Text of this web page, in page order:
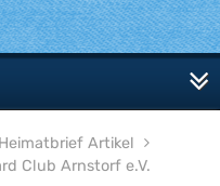
Heimatbrief Artikel
Club Arnstorf e.V.